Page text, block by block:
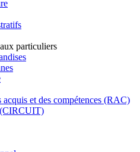
particuliers
acquis et des compétences (RAC)